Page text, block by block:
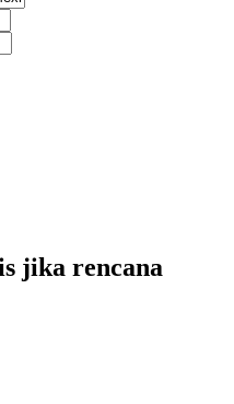
jika rencana